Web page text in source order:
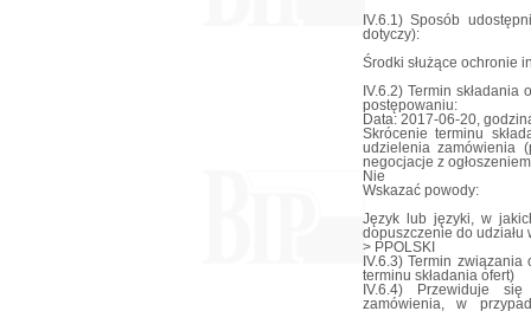
IV.6.1) Sposób
dotyczy):
Środki służące ochronie
IV.6.2) Termin
postępowaniu:
Data: 2017-06-20,
Skrócenie terminu
udzielenia zamówienia
negocjacje z
Nie
Wskazać powody:
Język lub języki, w
dopuszczenie do udziału
> PPOLSKI
IV.6.3) Termin
terminu składania ofert)
IV.6.4) Przewiduje
zamówienia, w